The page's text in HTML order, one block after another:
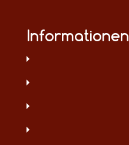
Informationen